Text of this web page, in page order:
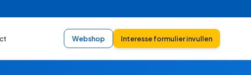
Webshop Interesse formulier invullen